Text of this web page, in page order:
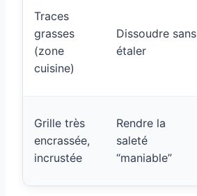
Traces
grasses
(zone
cuisine)
Dissoudre sans
étaler
Grille très
encrassée,
incrustée
Rendre la
saleté
“maniable”